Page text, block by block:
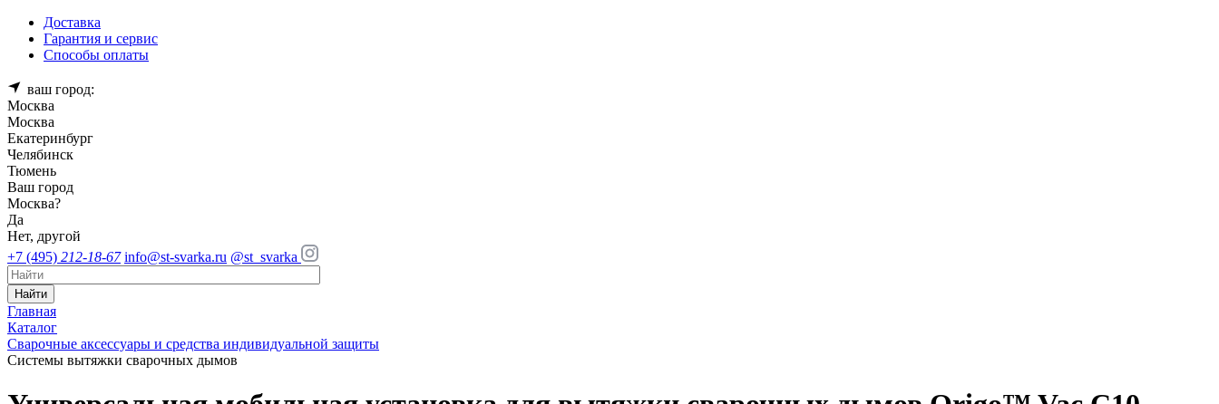
Доставка
Гарантия и сервис
Способы оплаты
ваш город:
Москва
Москва
Екатеринбург
Челябинск
Тюмень
Ваш город
Москва?
Да
Нет, другой
+7 (495) 212-18-67 info@st-svarka.ru @st_svarka
Найти
Главная
Каталог
Сварочные аксессуары и средства индивидуальной защиты
Системы вытяжки сварочных дымов